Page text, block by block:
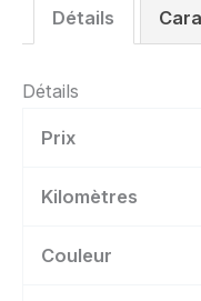
Détails
Détails
Prix
Kilomètres
Couleur